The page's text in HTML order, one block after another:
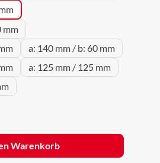
mm
a: 140 mm / b: 60 mm
a: 125 mm / 125 mm
Gib den gewünschten
Warenkorb